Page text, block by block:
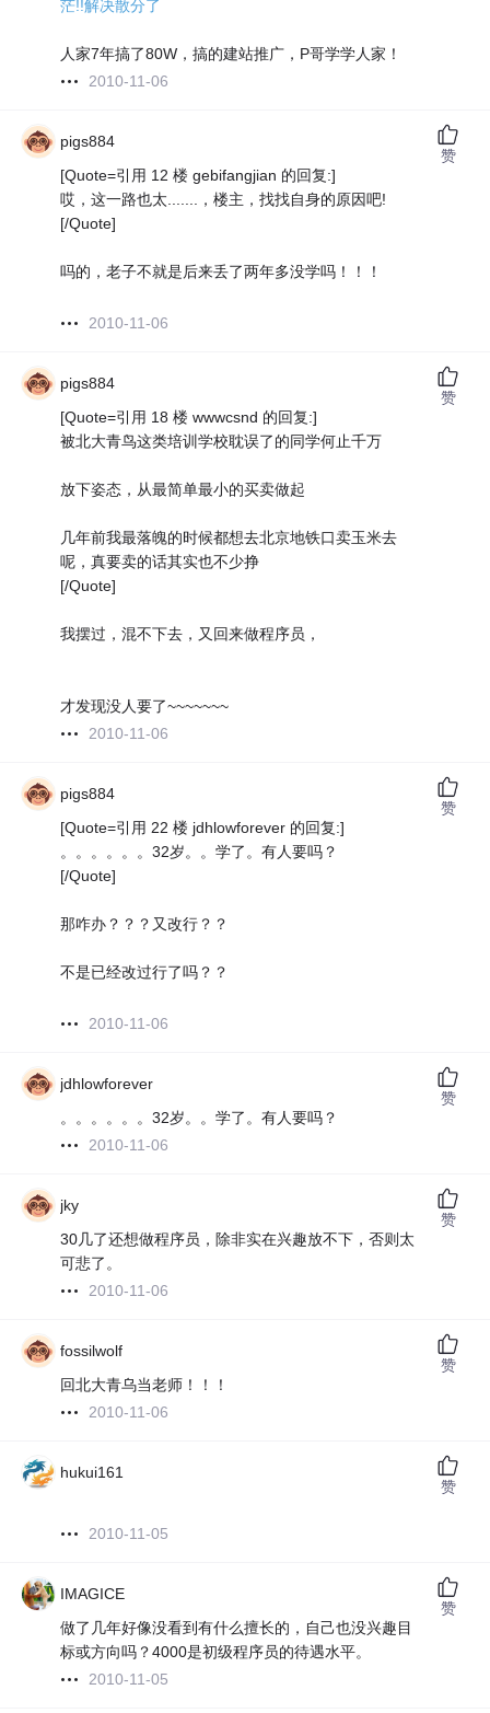
茫!!解决散分了
人家7年搞了80W，搞的建站推广，P哥学学人家！
2010-11-06
pigs884
[Quote=引用 12 楼 gebifangjian 的回复:]
哎，这一路也太.......，楼主，找找自身的原因吧!
[/Quote]
吗的，老子不就是后来丢了两年多没学吗！！！
2010-11-06
赞
pigs884
[Quote=引用 18 楼 wwwcsnd 的回复:]
被北大青鸟这类培训学校耽误了的同学何止千万
放下姿态，从最简单最小的买卖做起
几年前我最落魄的时候都想去北京地铁口卖玉米去
呢，真要卖的话其实也不少挣
[/Quote]
我摆过，混不下去，又回来做程序员，
才发现没人要了~~~~~~~
2010-11-06
赞
pigs884
[Quote=引用 22 楼 jdhlowforever 的回复:]
。。。。。。32岁。。学了。有人要吗？
[/Quote]
那咋办？？？又改行？？
不是已经改过行了吗？？
2010-11-06
赞
jdhlowforever
。。。。。。32岁。。学了。有人要吗？
2010-11-06
赞
jky
30几了还想做程序员，除非实在兴趣放不下，否则太
可悲了。
2010-11-06
赞
fossilwolf
回北大青乌当老师！！！
2010-11-06
赞
hukui161
2010-11-05
赞
IMAGICE
做了几年好像没看到有什么擅长的，自己也没兴趣目
标或方向吗？4000是初级程序员的待遇水平。
2010-11-05
赞